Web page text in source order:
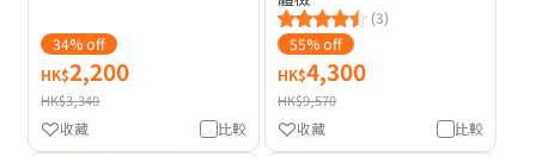
34% off
HK$2,200
HK$3,340
比較
收藏
(3)
55% off
HK$4,300
HK$9,570
比較
收藏